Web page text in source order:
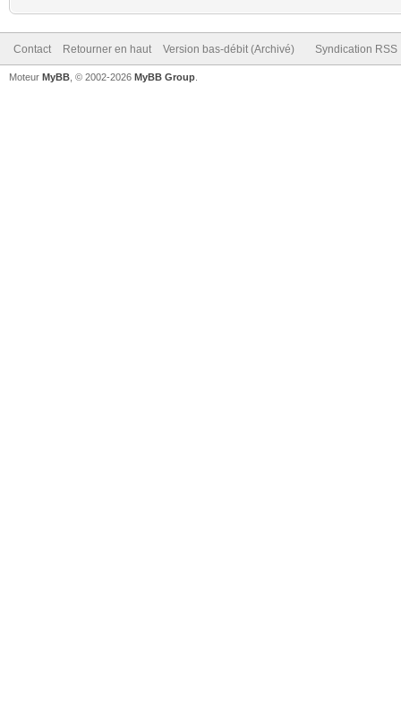
Contact Retourner en haut Version bas-débit (Archivé) Syndication RSS
Moteur MyBB , © 2002-2026 MyBB Group